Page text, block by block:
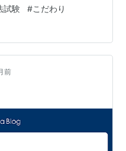
、彼の新生活のエピソ
という言葉では片付け
美学」と「こだわり」
らしを始めて、生活スタ
試験の勉強と芸能活
でいるの…
試験 #こだわり
前